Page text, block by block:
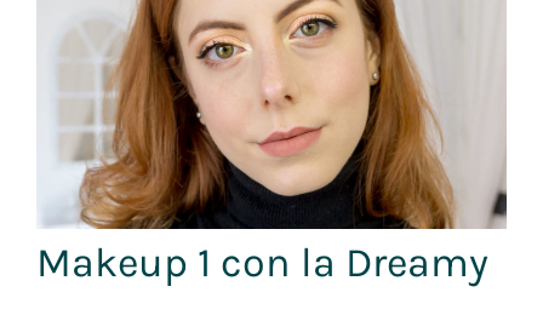
Makeup 1 con la Dreamy